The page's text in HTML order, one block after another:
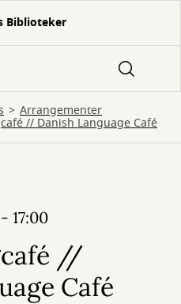
Biblioteker
Arrangementer
// Danish Language Café
17:00
//
Café